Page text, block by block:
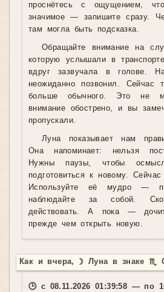
проснётесь с ощущением,
значимое — запишите сразу.
там могла быть подсказка.
Обращайте внимание на
которую услышали в
вдруг зазвучала в голове.
неожиданно позвонил. Сейчас
больше обычного. Это не
внимание обострено, и вы
пропускали.
Луна показывает нам
Она напоминает: нельзя
Нужны паузы, чтобы
подготовиться к новому.
Используйте её мудро —
наблюдайте за собой.
действовать. А пока —
прежде чем открыть новую.
Как и вчера, ☽ Луна в знаке ♏
🕒 с 08.11.2026 01:39:58 — по